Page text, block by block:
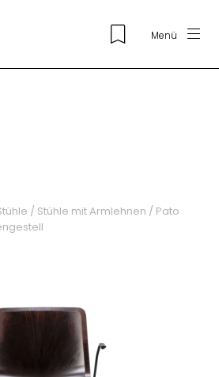
Menü
/ Stühle mit Armlehnen / Pato